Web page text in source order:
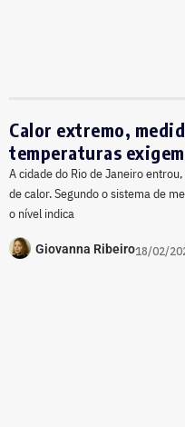
Calor extremo,
temperaturas
A cidade do Rio de Janeiro
de calor. Segundo o sistema de
o nível indica
Giovanna Ribeiro18/02/